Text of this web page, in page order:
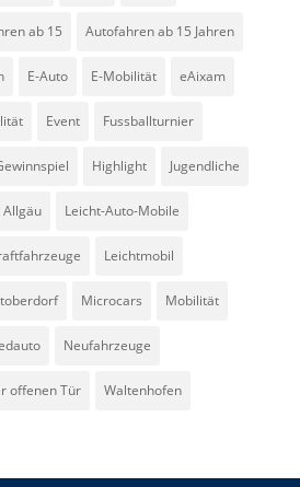
ab 15 Autofahren ab 15 Jahren
E-Auto E-Mobilität eAixam
Event Fussballturnier
Highlight Jugendliche
Allgäu Leicht-Auto-Mobile
Leichtmobil
Microcars Mobilität
Neufahrzeuge
offenen Tür Waltenhofen